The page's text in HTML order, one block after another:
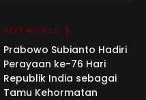
NEXT ARTICLE
Prabowo Subianto Hadiri
Perayaan ke-76 Hari
Republik India sebagai
Tamu Kehormatan